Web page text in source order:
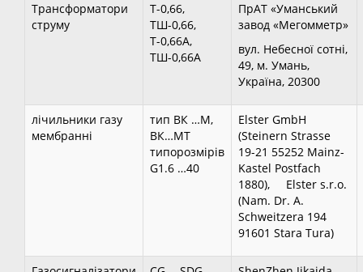
Трансформатори
струму
Т-0,66,
ТШ-0,66,
Т-0,66А,
ТШ-0,66А
ПрАТ «Уманський
завод «Мегомметр»
вул. Небесної сотні,
49, м. Умань,
Україна, 20300
лічильники газу
мембранні
тип ВК …М,
ВК…МТ
типорозмірів
G1.6 …40
Elster GmbH
(Steinern Strasse
19-21 55252 Mainz-
Kastel Postfach
1880), Elster s.r.o.
(Nam. Dr. A.
Schweitzera 194
91601 Stara Tura)